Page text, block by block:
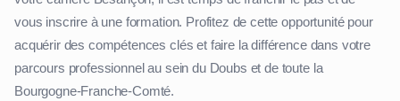
vous inscrire à une formation. Profitez de cette opportunité pour
acquérir des compétences clés et faire la différence dans votre
parcours professionnel au sein du Doubs et de toute la
Bourgogne-Franche-Comté.